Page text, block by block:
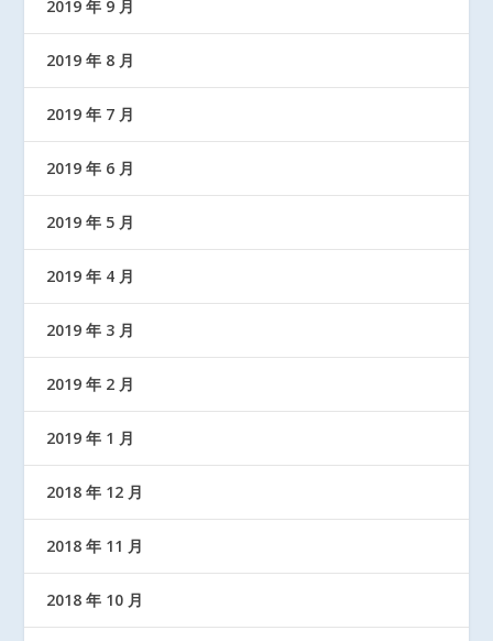
2019 年 9 月
2019 年 8 月
2019 年 7 月
2019 年 6 月
2019 年 5 月
2019 年 4 月
2019 年 3 月
2019 年 2 月
2019 年 1 月
2018 年 12 月
2018 年 11 月
2018 年 10 月